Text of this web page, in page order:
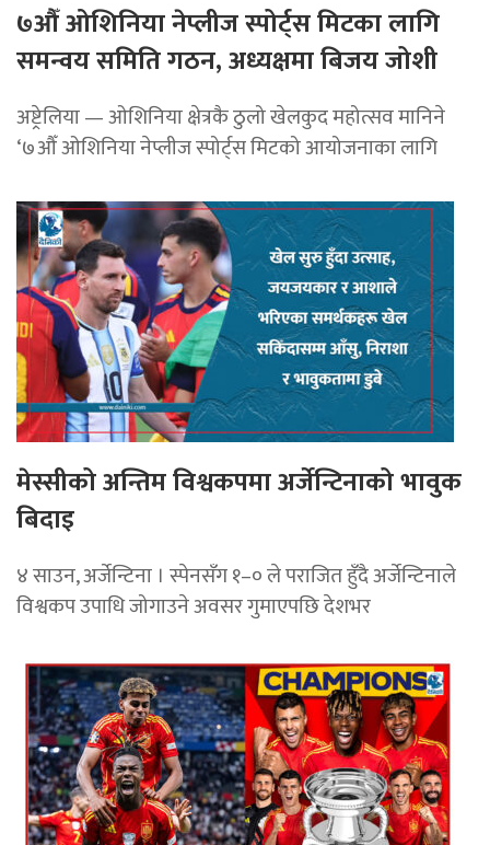
७औँ ओशिनिया नेप्लीज स्पोर्ट्स मिटका लागि
समन्वय समिति गठन, अध्यक्षमा बिजय जोशी
अष्ट्रेलिया — ओशिनिया क्षेत्रकै ठुलो खेलकुद महोत्सव मानिने
‘७औँ ओशिनिया नेप्लीज स्पोर्ट्स मिटको आयोजनाका लागि
मेस्सीको अन्तिम विश्वकपमा अर्जेन्टिनाको भावुक
बिदाइ
४ साउन, अर्जेन्टिना । स्पेनसँग १–० ले पराजित हुँदै अर्जेन्टिनाले
विश्वकप उपाधि जोगाउने अवसर गुमाएपछि देशभर